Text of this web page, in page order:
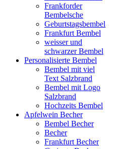
Frankforder
Bembelsche
Geburtstagsbembel
Frankfurt Bembel
weisser und
schwarzer Bembel
Personalisierte Bembel
Bembel mit viel
Text Salzbrand
Bembel mit Logo
Salzbrand
Hochzeits Bembel
Apfelwein Becher
Bembel Becher
Becher
Frankfurt Becher